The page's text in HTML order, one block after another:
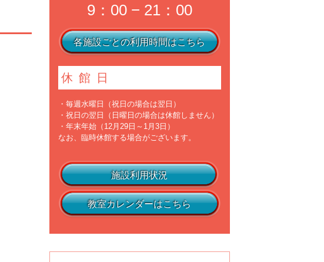
9：00 − 21：00
各施設ごとの利用時間はこちら
休館日
・毎週水曜日（祝日の場合は翌日）
・祝日の翌日（日曜日の場合は休館しません）
・年末年始（12月29日～1月3日）
なお、臨時休館する場合がございます。
施設利用状況
教室カレンダーはこちら